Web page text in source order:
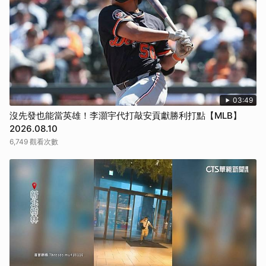
03:49
沒先發也能當英雄！李灝宇代打敲安貢獻勝利打點【MLB】
2026.08.10
6,749 觀看次數
取消